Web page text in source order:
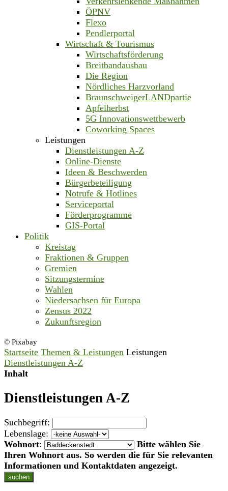
ÖPNV
Flexo
Pendlerportal
Wirtschaft & Tourismus
Wirtschaftsförderung
Breitbandausbau
Die Region
Nördliches Harzvorland
BraunschweigerLANDpartie
Apfelherbst
5G Innovationswettbewerb
Coworking Spaces
Leistungen
Dienstleistungen A-Z
Online-Dienste
Ideen & Beschwerden
Bürgerbeteiligung
Notrufe & Hotlines
Serviceportal
Förderprogramme
GIS-Portal
Politik
Kreistag
Fraktionen & Gruppen
Gremien
Sitzungstermine
Wahlen
Niedersachsen für Europa
Zensus 2022
Zukunftsregion
© Pixabay
Startseite Themen & Leistungen Leistungen
Dienstleistungen A-Z
Inhalt
Dienstleistungen A-Z
Suchbegriff:
Lebenslage:
Wohnort:
Bitte wählen Sie
Ihren Wohnort aus. So werden die für Sie relevanten
Informationen und Kontaktdaten angezeigt.
suchen